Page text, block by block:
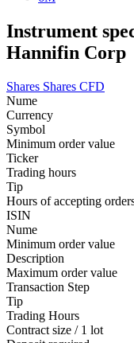
Instrument
Hannifin Corp
Shares Shares CFD
Nume
Currency
Symbol
Minimum order value
Ticker
Trading hours
Tip
Hours of accepting
ISIN
Nume
Minimum order value
Description
Maximum order value
Transaction Step
Tip
Trading Hours
Contract size / 1 lot